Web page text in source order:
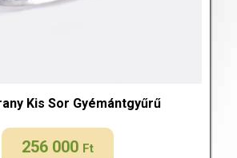
Kis Sor Gyémántgyűrű
256 000 Ft